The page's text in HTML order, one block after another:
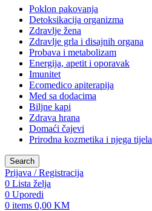
Poklon pakovanja
Detoksikacija organizma
Zdravlje žena
Zdravlje grla i disajnih organa
Probava i metabolizam
Energija, apetit i oporavak
Imunitet
Ecomedico apiterapija
Med sa dodacima
Biljne kapi
Zdrava hrana
Domaći čajevi
Prirodna kozmetika i njega tijela
Search
Prijava / Registracija
0 Lista želja
0 Uporedi
0 items 0,00 KM